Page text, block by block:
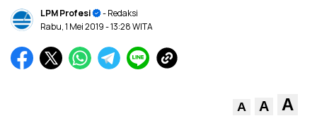
LPM Profesi
- Redaksi
Rabu, 1 Mei 2019- 13:28 WITA
A A A